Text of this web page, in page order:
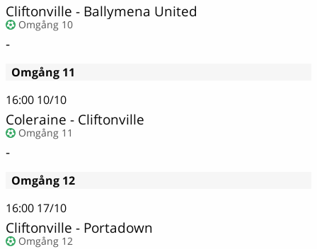
Cliftonville - Ballymena United
Omgång 10
-
Omgång 11
16:00 10/10
Coleraine - Cliftonville
Omgång 11
-
Omgång 12
16:00 17/10
Cliftonville - Portadown
Omgång 12